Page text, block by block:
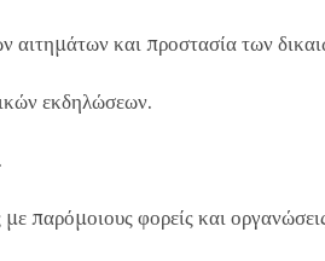
και προστασία των
εκδηλώσεων.
φορείς και οργανώσεις